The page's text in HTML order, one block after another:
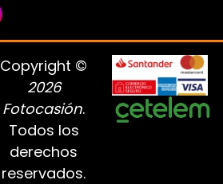
Copyright ©
2026
Fotocasión.
Todos los
derechos
reservados.